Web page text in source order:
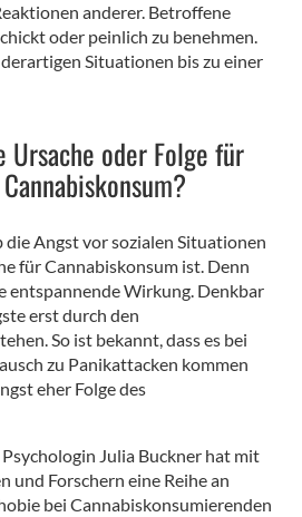
anderer. Betroffene
oder peinlich zu benehmen.
Situationen bis zu einer
Ursache oder Folge für
die Angst vor sozialen Situationen
für Cannabiskonsum ist. Denn
entspannende Wirkung. Denkbar
erst durch den
So ist bekannt, dass es bei
zu Panikattacken kommen
eher Folge des
Julia Buckner hat mit
und Forschern eine Reihe an
bei Cannabiskonsumierenden